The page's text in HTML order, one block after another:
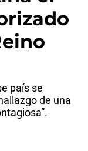
país se
de una